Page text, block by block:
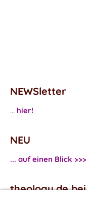
NEWSletter
... hier!
NEU
... auf einen Blick >>>
theology.de bei